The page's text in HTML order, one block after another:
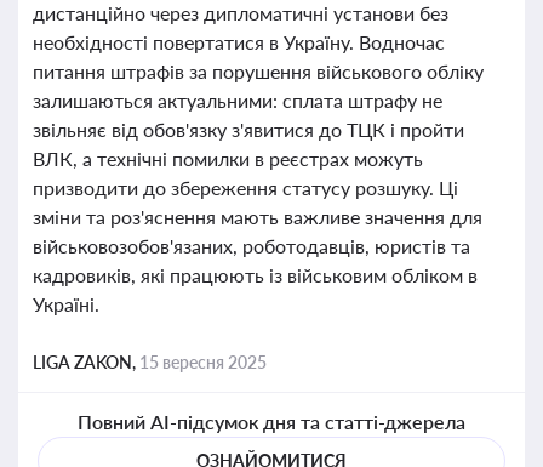
дистанційно через дипломатичні установи без
необхідності повертатися в Україну. Водночас
питання штрафів за порушення військового обліку
залишаються актуальними: сплата штрафу не
звільняє від обов'язку з'явитися до ТЦК і пройти
ВЛК, а технічні помилки в реєстрах можуть
призводити до збереження статусу розшуку. Ці
зміни та роз'яснення мають важливе значення для
військовозобов'язаних, роботодавців, юристів та
кадровиків, які працюють із військовим обліком в
Україні.
LIGA ZAKON, 15 вересня 2025
Повний AI-підсумок дня та статті-джерела
ОЗНАЙОМИТИСЯ